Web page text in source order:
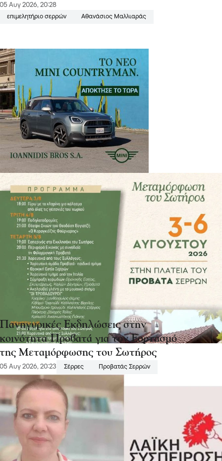
05 Αυγ 2026, 20:28
επιμελητήριο σερρών Αθανάσιος Μαλλιαράς
Πανηγυρικές Εκδηλώσεις στην
κοινότητα Προβατά για τον Εορτασμό
της Μεταμόρφωσης του Σωτήρος
05 Αυγ 2026, 20:23 Σέρρες Προβατάς Σερρών